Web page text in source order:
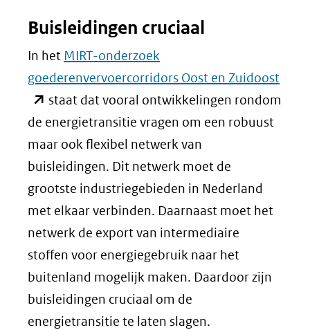
Buisleidingen cruciaal
In het MIRT-onderzoek
goederenvervoercorridors Oost en Zuidoost
in
staat dat vooral ontwikkelingen rondom
de energietransitie vragen om een robuust
maar ook flexibel netwerk van
buisleidingen. Dit netwerk moet de
grootste industriegebieden in Nederland
met elkaar verbinden. Daarnaast moet het
netwerk de export van intermediaire
stoffen voor energiegebruik naar het
buitenland mogelijk maken. Daardoor zijn
buisleidingen cruciaal om de
energietransitie te laten slagen.